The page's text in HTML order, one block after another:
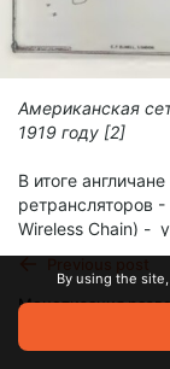
Американская
1919 году [2]
В итоге
ретрансляторов
Wireless Chain) -
х. Ее основой
передатчики
(Marconi beam
снова
энергии,
Монетизация
Aug 17 2024 11:12
By using the